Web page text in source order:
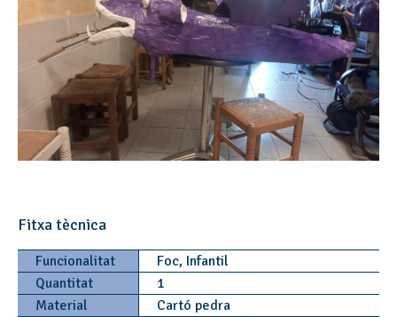
Fitxa tècnica
Funcionalitat
Foc, Infantil
Quantitat
1
Material
Cartó pedra